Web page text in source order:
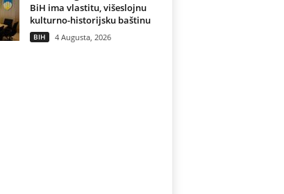
BiH ima vlastitu, višeslojnu
kulturno-historijsku baštinu
BIH 4 Augusta, 2026